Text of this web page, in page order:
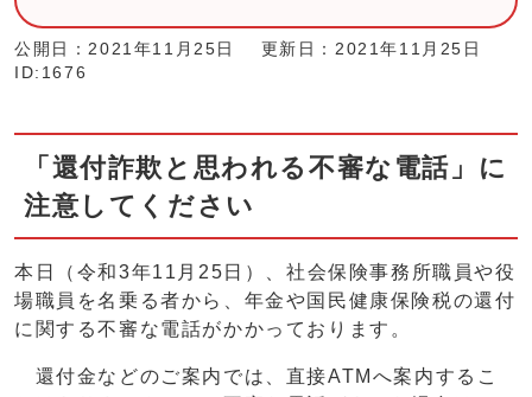
公開日：2021年11月25日
更新日：2021年11月25日
ID:1676
「還付詐欺と思われる不審な電話」に
注意してください
本日（令和3年11月25日）、社会保険事務所職員や役
場職員を名乗る者から、年金や国民健康保険税の還付
に関する不審な電話がかかっております。
還付金などのご案内では、直接ATMへ案内するこ